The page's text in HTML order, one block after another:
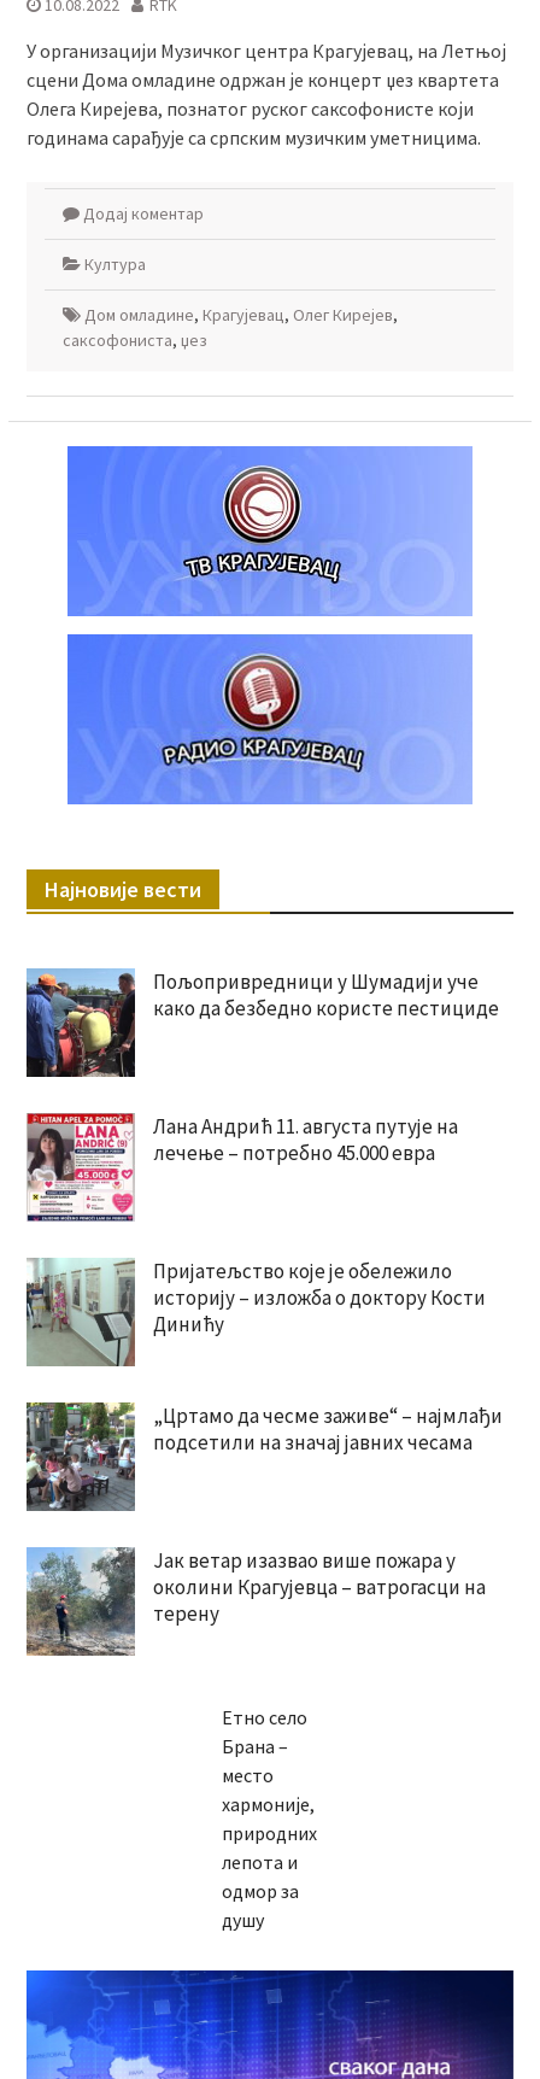
10.08.2022 RTK
У организацији Музичког центра Крагујевац, на Летњој
сцени Дома омладине одржан је концерт џез квартета
Олега Кирејева, познатог руског саксофонисте који
годинама сарађује са српским музичким уметницима.
Додај коментар
Култура
Дом омладине, Крагујевац, Олег Кирејев,
саксофониста, џез
Најновије вести
Пољопривредници у Шумадији уче
како да безбедно користе пестициде
Лана Андрић 11. августа путује на
лечење – потребно 45.000 евра
Пријатељство које је обележило
историју – изложба о доктору Кости
Динићу
„Цртамо да чесме заживе“ – најмлађи
подсетили на значај јавних чесама
Јак ветар изазвао више пожара у
околини Крагујевца – ватрогасци на
терену
Етно село
Брана –
место
хармоније,
природних
лепота и
одмор за
душу